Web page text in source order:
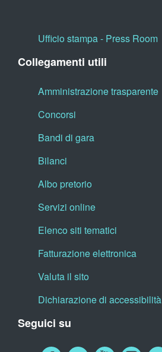
Ufficio stampa - Press Room
Collegamenti utili
Amministrazione trasparente
Concorsi
Bandi di gara
Bilanci
Albo pretorio
Servizi online
Elenco siti tematici
Fatturazione elettronica
Valuta il sito
Dichiarazione di accessibilità
Seguici su